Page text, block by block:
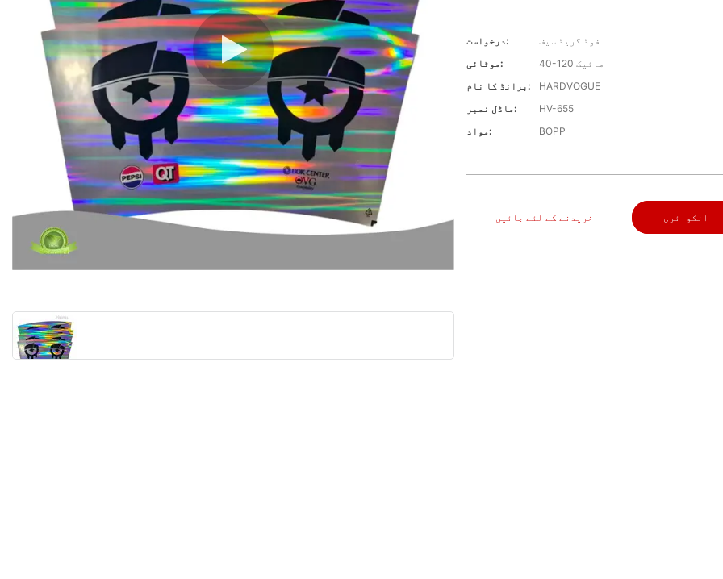
درخواست:
فوڈ گریڈ سیف
موٹائی:
40-120 مائیک
برانڈ کا نام:
HARDVOGUE
ماڈل نمبر:
HV-655
مواد:
BOPP
انکوائری خریدنے کے لئے جائیں